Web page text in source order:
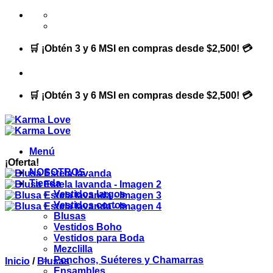
Saltar
🛒 ¡Obtén 3 y 6 MSI en compras desde $2,500! 💳
🛒 ¡Obtén 3 y 6 MSI en compras desde $2,500! 💳
Menú
NOSOTROS
Tienda
Vestidos largos
Vestidos cortos
Blusas
Vestidos Boho
Vestidos para Boda
Mezclilla
Ponchos, Suéteres y Chamarras
Ensambles
¡Oferta!
Inicio / Blusas